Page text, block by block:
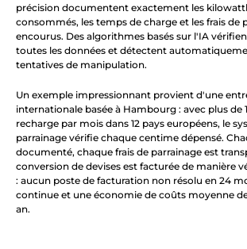
précision documentent exactement les
consommés, les temps de charge et les frais de
encourus. Des algorithmes basés sur l'IA
toutes les données et détectent
tentatives de manipulation.
Un exemple impressionnant provient d'une
internationale basée à Hambourg : avec plus de
recharge par mois dans 12 pays européens, le
parrainage vérifie chaque centime dépensé.
documenté, chaque frais de parrainage est
conversion de devises est facturée de manière
: aucun poste de facturation non résolu en 24
continue et une économie de coûts moyenne
an.